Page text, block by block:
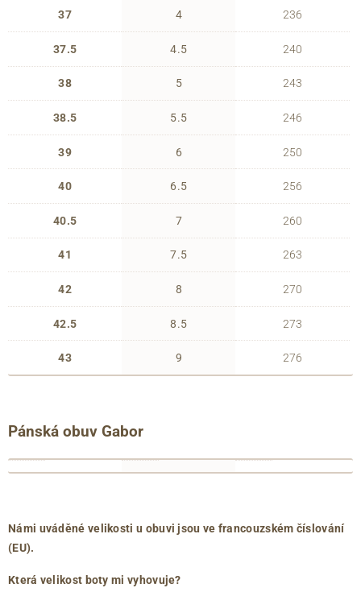
37
37.5
38
38.5
39
40
40.5
41
42
42.5
43
4
4.5
5
5.5
6
6.5
7
7.5
8
8.5
9
236
240
243
246
250
256
260
263
270
273
276
Pánská obuv Gabor
francouzské
40.5
42
anglické
8
délka
Námi uváděné velikosti u obuvi jsou ve francouzském číslování
(EU).
Která velikost boty mi vyhovuje?